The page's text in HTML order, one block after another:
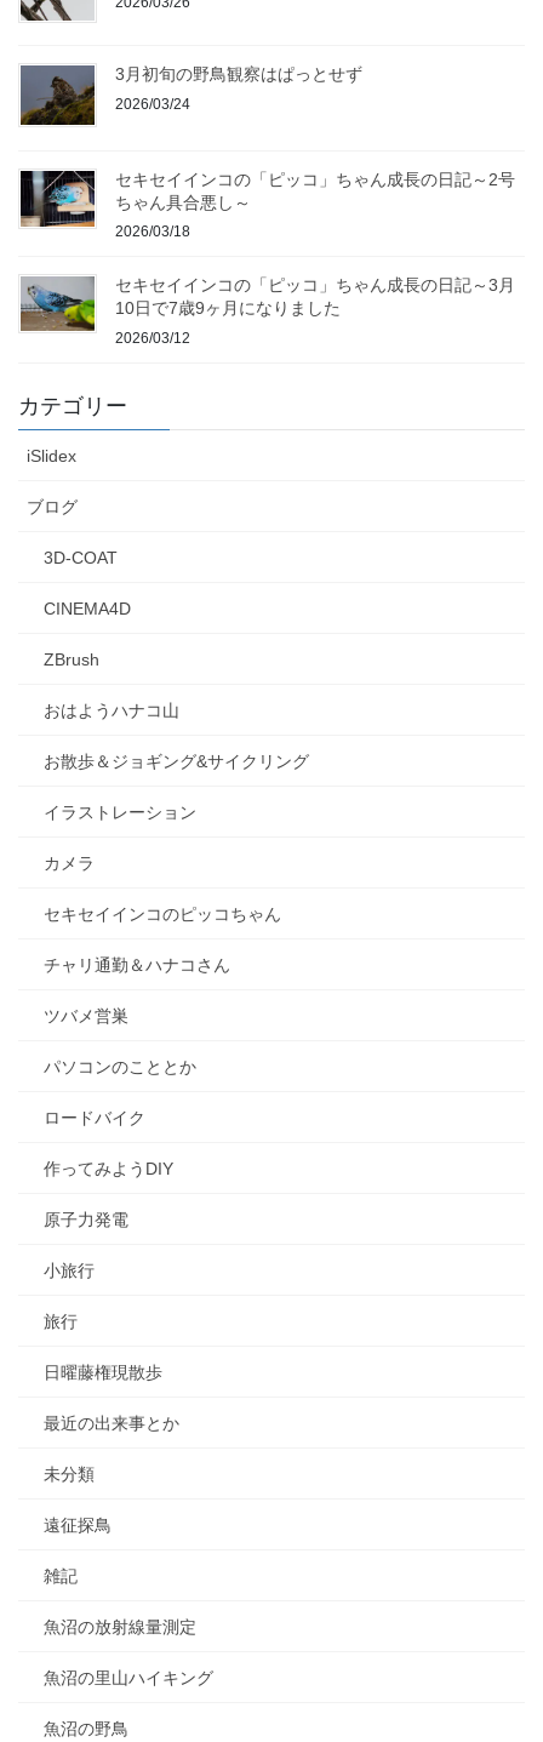
3月初旬の野鳥観察はぱっとせず
2026/03/24
セキセイインコの「ピッコ」ちゃん成長の日記～2号
ちゃん具合悪し～
2026/03/18
セキセイインコの「ピッコ」ちゃん成長の日記～3月
10日で7歳9ヶ月になりました
2026/03/12
カテゴリー
iSlidex
ブログ
3D-COAT
CINEMA4D
ZBrush
おはようハナコ山
お散歩＆ジョギング&サイクリング
イラストレーション
カメラ
セキセイインコのピッコちゃん
チャリ通勤＆ハナコさん
ツバメ営巣
パソコンのこととか
ロードバイク
作ってみようDIY
原子力発電
小旅行
旅行
日曜藤権現散歩
最近の出来事とか
未分類
遠征探鳥
雑記
魚沼の放射線量測定
魚沼の里山ハイキング
魚沼の野鳥